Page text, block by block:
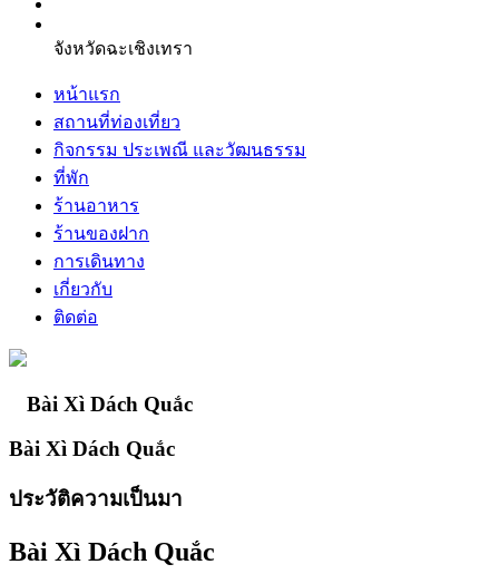
จังหวัดฉะเชิงเทรา
หน้าแรก
สถานที่ท่องเที่ยว
กิจกรรม ประเพณี และวัฒนธรรม
ที่พัก
ร้านอาหาร
ร้านของฝาก
การเดินทาง
เกี่ยวกับ
ติดต่อ
Bài Xì Dách Quắc
Bài Xì Dách Quắc
ประวัติความเป็นมา
Bài Xì Dách Quắc